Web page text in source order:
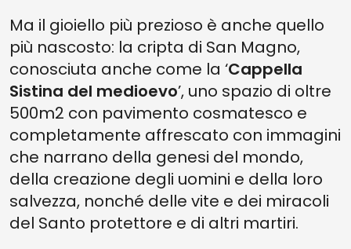
Ma il gioiello più prezioso è anche quello
più nascosto: la cripta di San Magno,
conosciuta anche come la ‘Cappella
Sistina del medioevo’, uno spazio di oltre
500m2 con pavimento cosmatesco e
completamente affrescato con immagini
che narrano della genesi del mondo,
della creazione degli uomini e della loro
salvezza, nonché delle vite e dei miracoli
del Santo protettore e di altri martiri.